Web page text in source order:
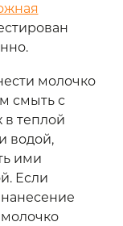
молочко
смыть с
теплой
водой,
ими
Если